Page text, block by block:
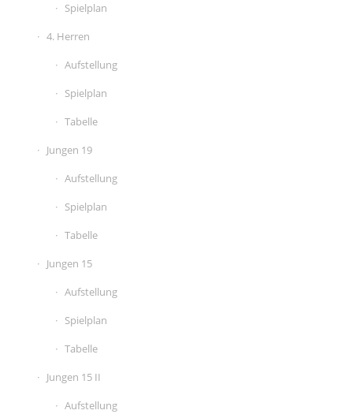
Spielplan
4. Herren
Aufstellung
Spielplan
Tabelle
Jungen 19
Aufstellung
Spielplan
Tabelle
Jungen 15
Aufstellung
Spielplan
Tabelle
Jungen 15 II
Aufstellung